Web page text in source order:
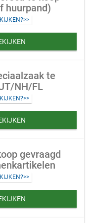
huurpand)
te
NH/FL
gevraagd